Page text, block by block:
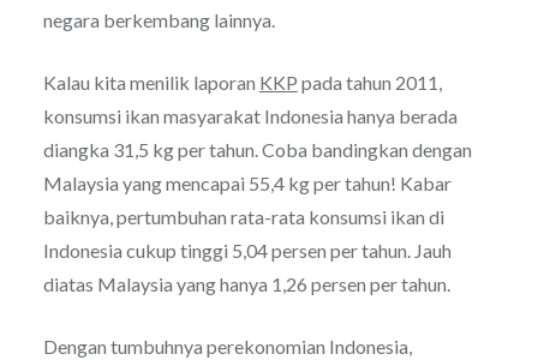
negara berkembang lainnya.
Kalau kita menilik laporan KKP pada tahun 2011,
konsumsi ikan masyarakat Indonesia hanya berada
diangka 31,5 kg per tahun. Coba bandingkan dengan
Malaysia yang mencapai 55,4 kg per tahun! Kabar
baiknya, pertumbuhan rata-rata konsumsi ikan di
Indonesia cukup tinggi 5,04 persen per tahun. Jauh
diatas Malaysia yang hanya 1,26 persen per tahun.
Dengan tumbuhnya perekonomian Indonesia,